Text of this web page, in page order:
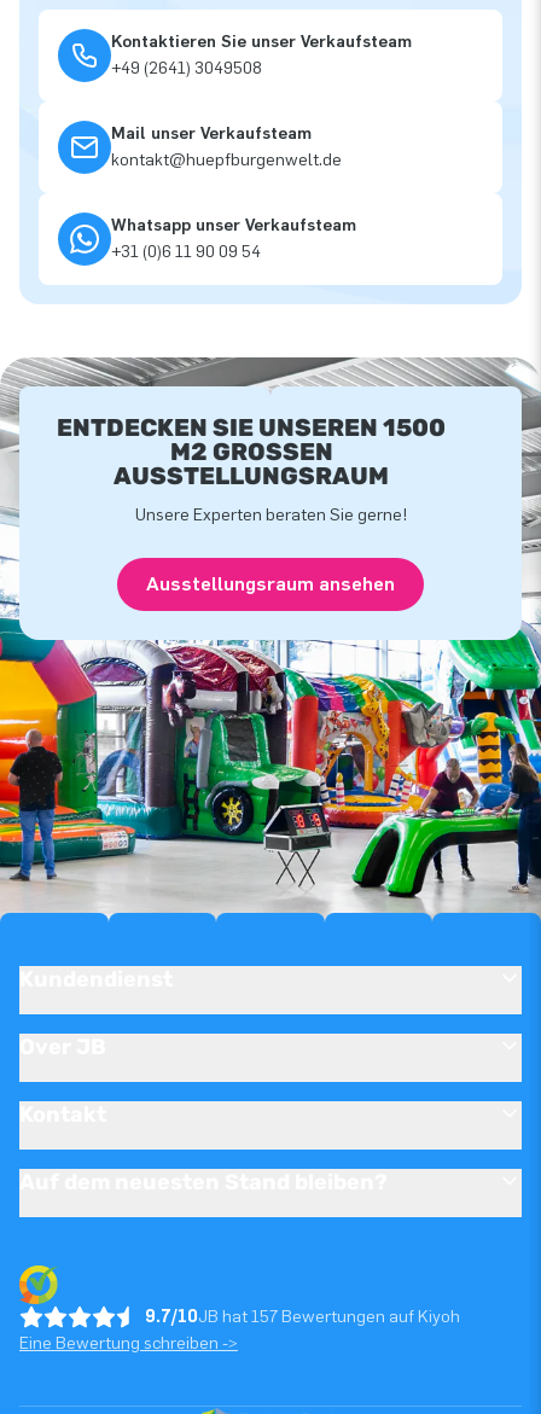
Kontaktieren Sie unser Verkaufsteam
+49 (2641) 3049508
Mail unser Verkaufsteam
kontakt@huepfburgenwelt.de
Whatsapp unser Verkaufsteam
+31 (0)6 11 90 09 54
ENTDECKEN SIE UNSEREN 1500
M2 GROSSEN A
USSTELLUNGSRAUM
Unsere Experten beraten Sie gerne!
Ausstellungsraum ansehen
9.7/10JB hat 157 Bewertungen auf Kiyoh
Eine Bewertung schreiben ->